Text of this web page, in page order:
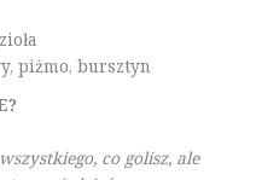
piżmo, bursztyn
co golisz, ale